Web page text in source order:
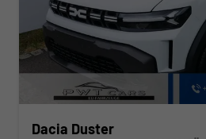
Dacia Duster